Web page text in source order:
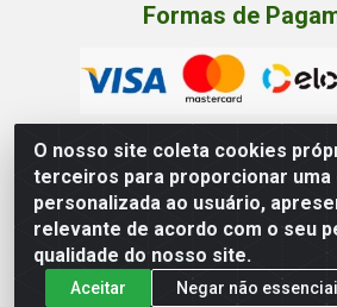
O nosso site coleta cookies
terceiros para proporcionar uma
personalizada ao usuário,
relevante de acordo com o seu
qualidade do nosso site.
Aceitar Negar não
Formas de
Distribuidora Timbiras - Rua Manoel
Beirol, Macapá – AP - CNPJ